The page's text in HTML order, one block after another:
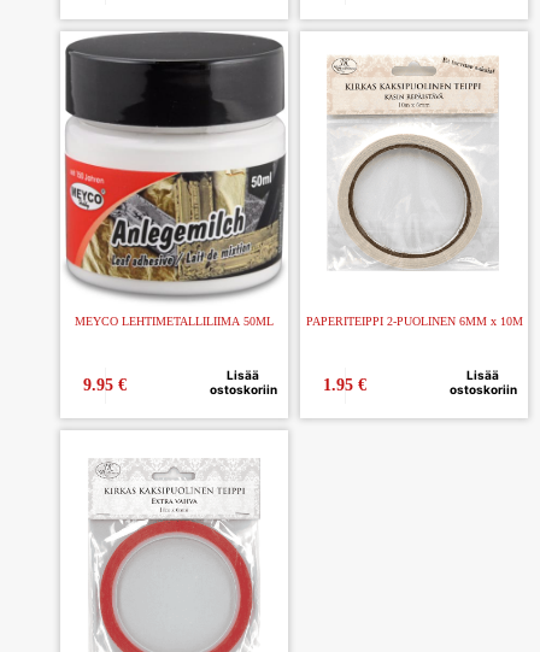
MEYCO LEHTIMETALLILIIMA 50ML
9.95€
Lisää
ostoskoriin
PAPERITEIPPI 2-PUOLINEN 6MM x 10M
1.95€
Lisää
ostoskoriin